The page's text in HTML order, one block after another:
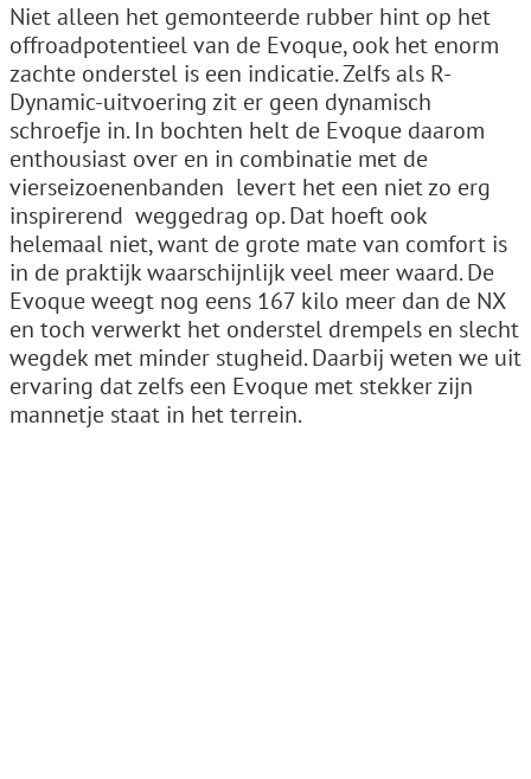
Niet alleen het gemonteerde rubber hint op het
offroadpotentieel van de Evoque, ook het enorm
zachte onderstel is een indicatie. Zelfs als R-
Dynamic-uitvoering zit er geen dynamisch
schroefje in. In bochten helt de Evoque daarom
enthousiast over en in combinatie met de
vierseizoenenbanden ­ levert het een niet zo erg
inspirerend ­ weggedrag op. Dat hoeft ook
helemaal niet, want de grote mate van comfort is
in de praktijk waarschijnlijk veel meer waard. De
Evoque weegt nog eens 167 kilo meer dan de NX
en toch verwerkt het onderstel drempels en slecht
wegdek met minder stugheid. Daarbij weten we uit
ervaring dat zelfs een Evoque met stekker zijn
mannetje staat in het terrein.